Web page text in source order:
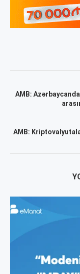
AMB:
AMB: